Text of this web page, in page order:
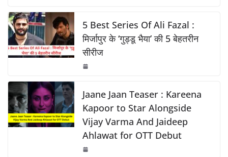
o
k
p k
c
e
b
o
o
k
at
s
A
p
p
y
Li
n
k
e
5 Best Series Of Ali Fazal :
मिर्जापुर के ‘गुड्डू भैया’ की 5 बेहतरीन
सीरीज
Jaane Jaan Teaser : Kareena
Kapoor to Star Alongside
Vijay Varma And Jaideep
Ahlawat for OTT Debut